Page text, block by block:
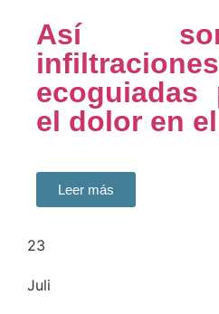
Así
infiltraciones
ecoguiadas
el dolor en
Leer más
23
Juli